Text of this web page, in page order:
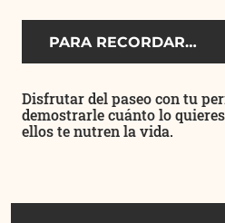
PARA RECORDAR…
Disfrutar del paseo con tu
demostrarle cuánto lo
ellos te nutren la vida.